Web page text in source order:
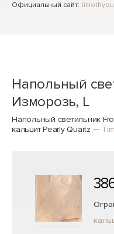
Официальный сайт:
Напольный
Изморозь, L
Напольный светильник
кальцит Pearly Quartz —